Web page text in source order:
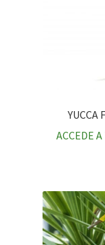
YUCCA
ACCEDE